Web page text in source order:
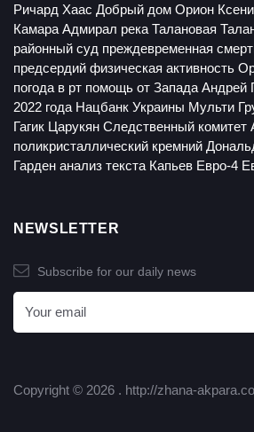
Ричард Хаас Добрый дом Орион
Камара Адмирал река Талановая
районный суд преждевременная
предсердий физическая активность
погода в рт помощь от Запада
2022 года Нацбанк Украины Мульти
Гагик Царукян Следственный комитет
поликристаллический кремний
Гарден анализ текста Капьев Евро-4
NEWSLETTER
Subscribe for our daily news
Copyright © 2026 . http://zhana-